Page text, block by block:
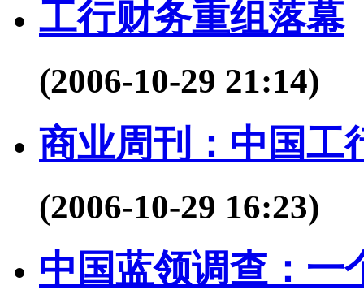
工行财务重组落幕
(2006-10-29 21:14)
商业周刊：中国工
(2006-10-29 16:23)
中国蓝领调查：一